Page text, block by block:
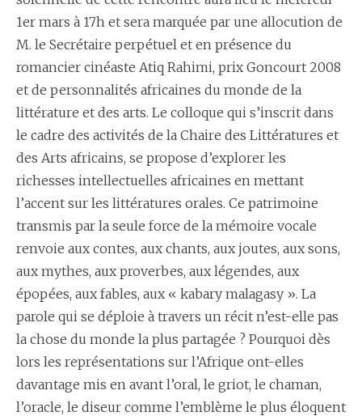
1er mars à 17h et sera marquée par une allocution de
M. le Secrétaire perpétuel et en présence du
romancier cinéaste Atiq Rahimi, prix Goncourt 2008
et de personnalités africaines du monde de la
littérature et des arts. Le colloque qui s’inscrit dans
le cadre des activités de la Chaire des Littératures et
des Arts africains, se propose d’explorer les
richesses intellectuelles africaines en mettant
l’accent sur les littératures orales. Ce patrimoine
transmis par la seule force de la mémoire vocale
renvoie aux contes, aux chants, aux joutes, aux sons,
aux mythes, aux proverbes, aux légendes, aux
épopées, aux fables, aux « kabary malagasy ». La
parole qui se déploie à travers un récit n’est-elle pas
la chose du monde la plus partagée ? Pourquoi dès
lors les représentations sur l’Afrique ont-elles
davantage mis en avant l’oral, le griot, le chaman,
l’oracle, le diseur comme l’emblème le plus éloquent